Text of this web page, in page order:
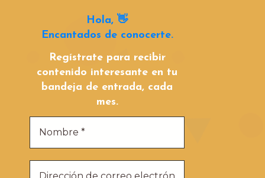
Hola, 👋
Encantados de conocerte.
Regístrate para recibir
contenido interesante en tu
bandeja de entrada, cada
mes.